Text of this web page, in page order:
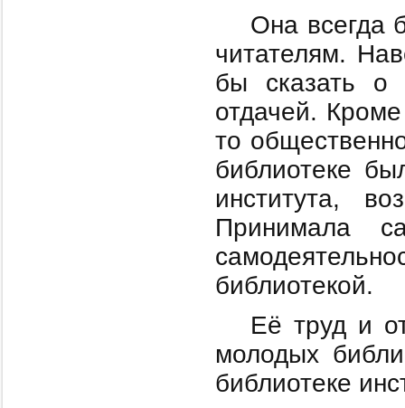
Она всегда
читателям.
бы сказать о
отдачей.
то
библиотеке
института,
Принимала
библиотекой.
Её труд и
молодых
библиотеке